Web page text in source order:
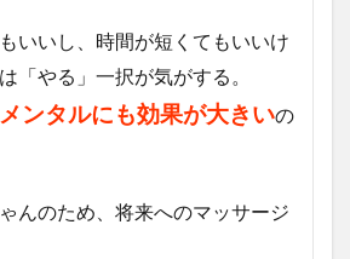
いいし、時間が短くてもいいけ
「やる」一択が気がする。
メンタルにも効果が大きいの
んのため、将来へのマッサージ